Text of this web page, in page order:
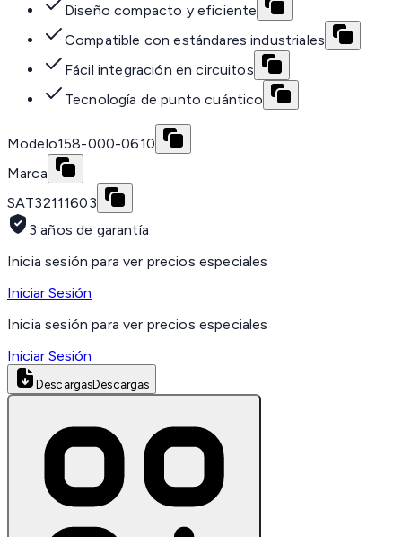
Diseño compacto y eficiente
Compatible con estándares industriales
Fácil integración en circuitos
Tecnología de punto cuántico
Modelo158-000-0610
Marca
SAT32111603
3 años de garantía
Inicia sesión para ver precios especiales
Iniciar Sesión
Inicia sesión para ver precios especiales
Iniciar Sesión
DescargasDescargas